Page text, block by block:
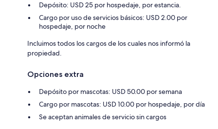
Depósito: USD 25 por hospedaje, por estancia.
Cargo por uso de servicios básicos: USD 2.00 por
hospedaje, por noche
Incluimos todos los cargos de los cuales nos informó la
propiedad.
Opciones extra
Depósito por mascotas: USD 50.00 por semana
Cargo por mascotas: USD 10.00 por hospedaje, por día
Se aceptan animales de servicio sin cargos